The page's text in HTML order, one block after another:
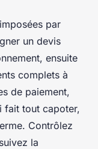
par
un devis
ensuite
complets à
de paiement,
fait tout capoter,
Contrôlez
la